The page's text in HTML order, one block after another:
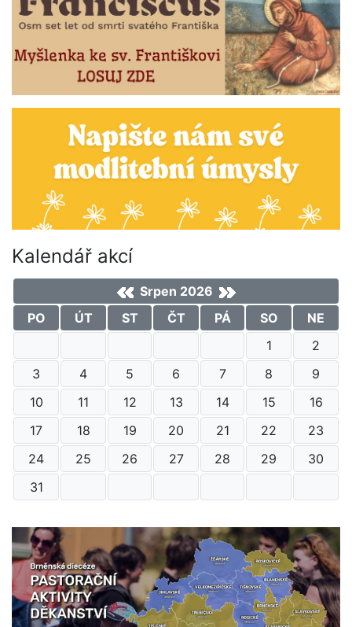
Kalendář akcí
Srpen 2026
PO
ÚT ST ČT PÁ SO
NE
1
2
3
4 5 6 7 8
9
10
11 12 13 14 15
16
17
18 19 20 21 22
23
24
25 26 27 28 29
30
31